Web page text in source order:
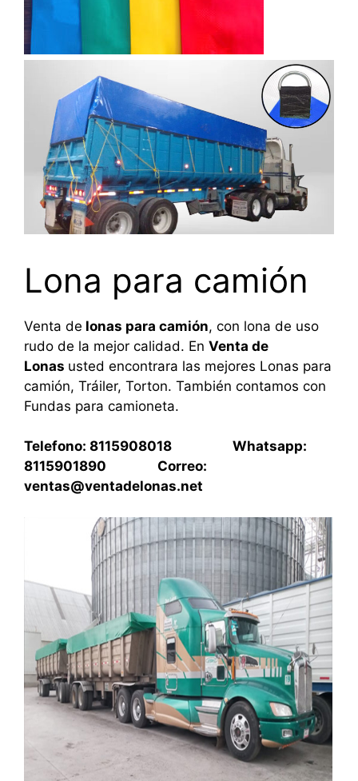
Lona para camión
Venta de lonas para camión, con lona de uso
rudo de la mejor calidad. En Venta de
Lonas usted encontrara las mejores Lonas para
camión, Tráiler, Torton. También contamos con
Fundas para camioneta.
Telefono: 8115908018 Whatsapp:
8115901890 Correo:
ventas@ventadelonas.net